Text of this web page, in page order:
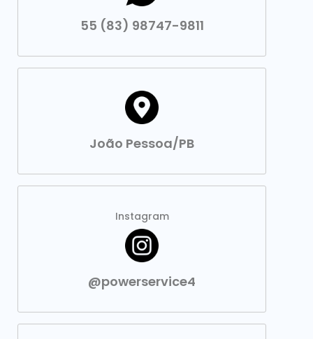
55 (83) 98747-9811
João Pessoa/PB
Instagram
@powerservice4